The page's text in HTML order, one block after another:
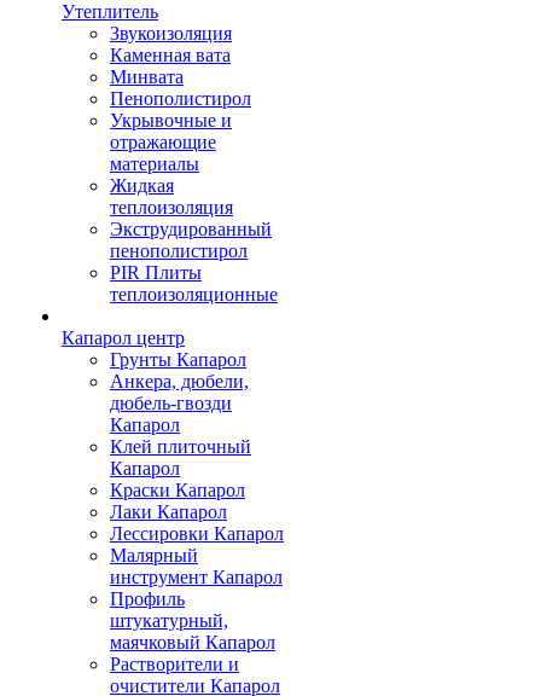
Утеплитель
Звукоизоляция
Каменная вата
Минвата
Пенополистирол
Укрывочные и
отражающие
материалы
Жидкая
теплоизоляция
Экструдированный
пенополистирол
PIR Плиты
теплоизоляционные
Капарол центр
Грунты Капарол
Анкера, дюбели,
дюбель-гвозди
Капарол
Клей плиточный
Капарол
Краски Капарол
Лаки Капарол
Лессировки Капарол
Малярный
инструмент Капарол
Профиль
штукатурный,
маячковый Капарол
Растворители и
очистители Капарол